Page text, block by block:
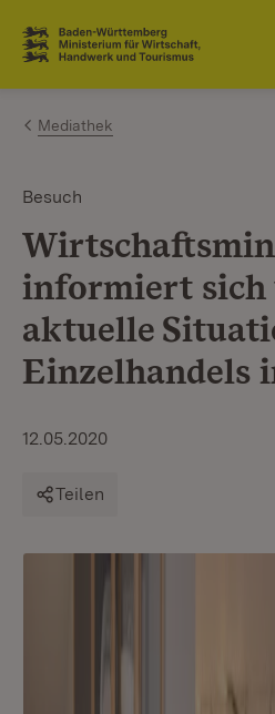
Zum Inhalt springen
Link zur Startseite
Mediathek
Besuch
informiert sich
aktuelle
Einzelhandels
12.05.2020
Teilen